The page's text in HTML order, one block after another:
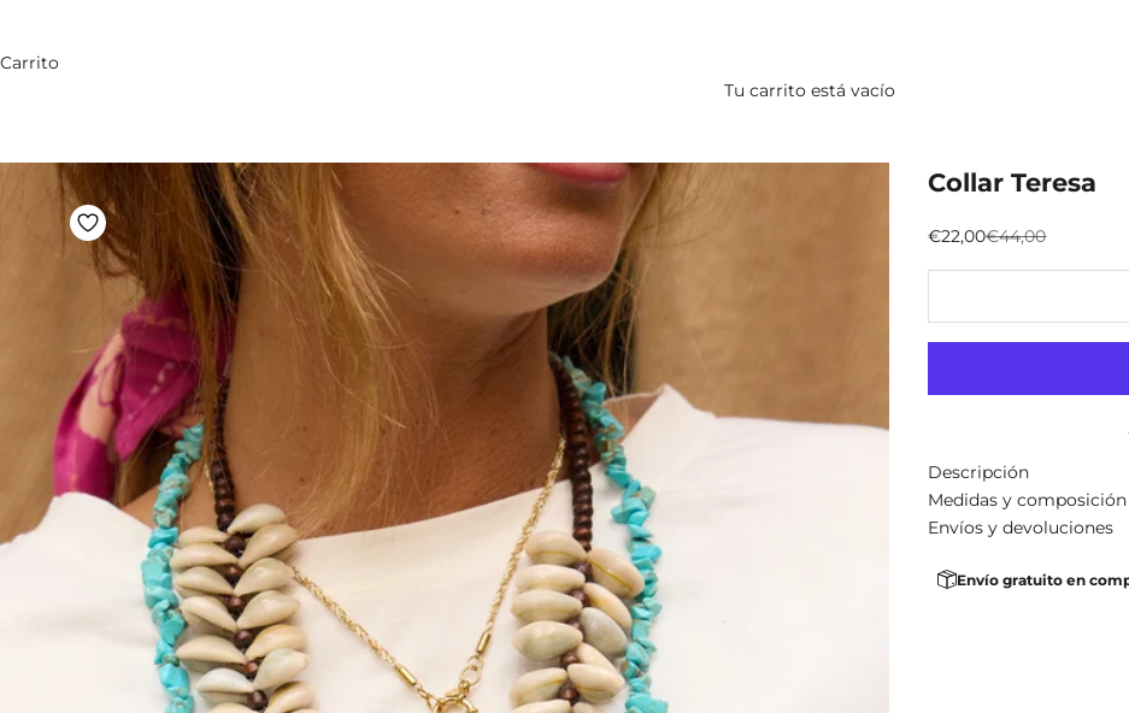
Carrito
Tu carrito está vacío
Collar Teresa
Preço promocional
€22,00Preço normal
€44,00
Descripción
Medidas y composición
Envíos y devoluciones
Envío gratuito en